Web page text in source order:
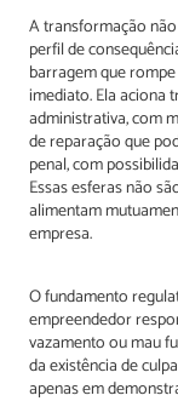
A transformação
perfil de
barragem que
imediato. Ela aciona
administrativa, com
de reparação que
penal, com
Essas esferas não
alimentam
empresa.
O fundamento
empreendedor
vazamento ou mau
da existência de
apenas em